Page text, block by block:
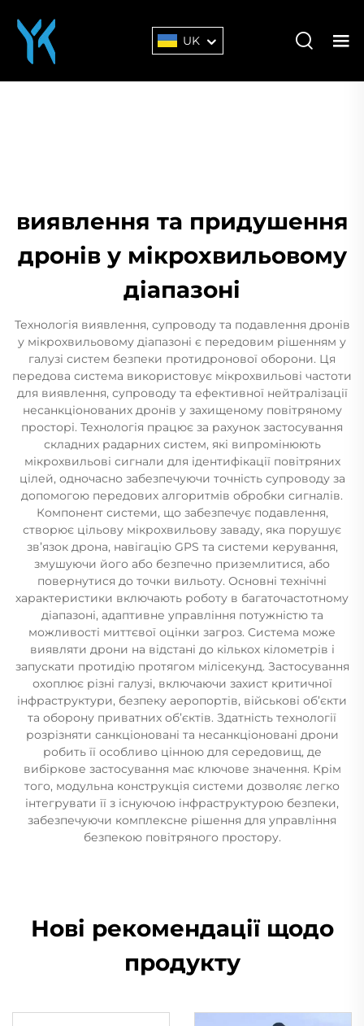
UK
виявлення та придушення
дронів у мікрохвильовому
діапазоні
Технологія виявлення, супроводу та подавлення дронів
у мікрохвильовому діапазоні є передовим рішенням у
галузі систем безпеки протидронової оборони. Ця
передова система використовує мікрохвильові частоти
для виявлення, супроводу та ефективної нейтралізації
несанкціонованих дронів у захищеному повітряному
просторі. Технологія працює за рахунок застосування
складних радарних систем, які випромінюють
мікрохвильові сигнали для ідентифікації повітряних
цілей, одночасно забезпечуючи точність супроводу за
допомогою передових алгоритмів обробки сигналів.
Компонент системи, що забезпечує подавлення,
створює цільову мікрохвильову заваду, яка порушує
зв’язок дрона, навігацію GPS та системи керування,
змушуючи його або безпечно приземлитися, або
повернутися до точки вильоту. Основні технічні
характеристики включають роботу в багаточастотному
діапазоні, адаптивне управління потужністю та
можливості миттєвої оцінки загроз. Система може
виявляти дрони на відстані до кількох кілометрів і
запускати протидію протягом мілісекунд. Застосування
охоплює різні галузі, включаючи захист критичної
інфраструктури, безпеку аеропортів, військові об’єкти
та оборону приватних об’єктів. Здатність технології
розрізняти санкціоновані та несанкціоновані дрони
робить її особливо цінною для середовищ, де
вибіркове застосування має ключове значення. Крім
того, модульна конструкція системи дозволяє легко
інтегрувати її з існуючою інфраструктурою безпеки,
забезпечуючи комплексне рішення для управління
безпекою повітряного простору.
Нові рекомендації щодо
продукту